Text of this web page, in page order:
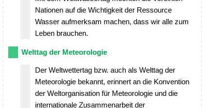
Nationen auf die Wichtigkeit der Ressource
Wasser aufmerksam machen, dass wir alle zum
Leben brauchen.
Welttag der Meteorologie
Der Weltwettertag bzw. auch als Welttag der
Meteorologie bekannt, erinnert an die Konvention
der Weltorganisation für Meteorologie und die
internationale Zusammenarbeit der